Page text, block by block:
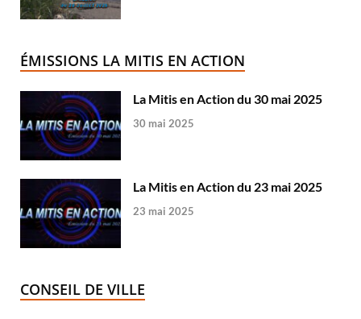
ÉMISSIONS LA MITIS EN ACTION
La Mitis en Action du 30 mai 2025
30 mai 2025
La Mitis en Action du 23 mai 2025
23 mai 2025
CONSEIL DE VILLE